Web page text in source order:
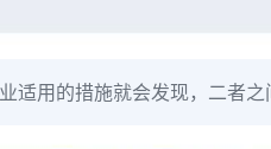
用的措施就会发现，二者之